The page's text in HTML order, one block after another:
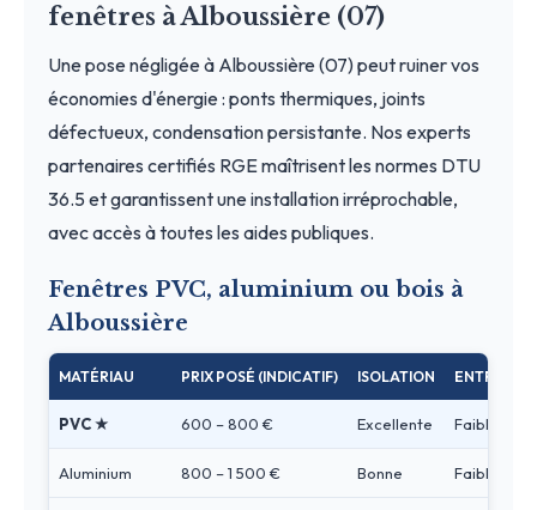
fenêtres à Alboussière (07)
Une pose négligée à Alboussière (07) peut ruiner vos
économies d'énergie : ponts thermiques, joints
défectueux, condensation persistante. Nos experts
partenaires certifiés RGE maîtrisent les normes DTU
36.5 et garantissent une installation irréprochable,
avec accès à toutes les aides publiques.
Fenêtres PVC, aluminium ou bois à
Alboussière
MATÉRIAU PRIX POSÉ (INDICATIF) ISOLATION ENTRETIEN
PVC ★ 600 – 800 € Excellente Faible
Aluminium 800 – 1 500 € Bonne Faible